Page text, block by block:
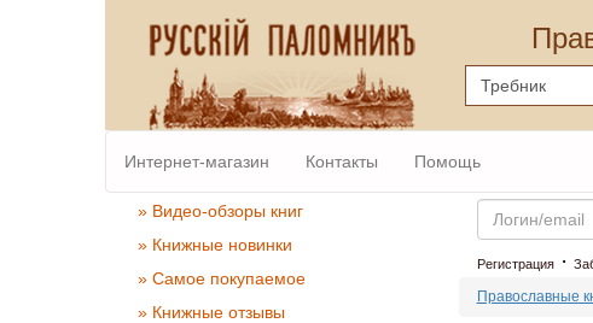
Интернет-магазин Контакты Помощь
» Видео-обзоры книг
» Книжные новинки
» Самое покупаемое
» Книжные отзывы
Email
Регистрация·
Православные